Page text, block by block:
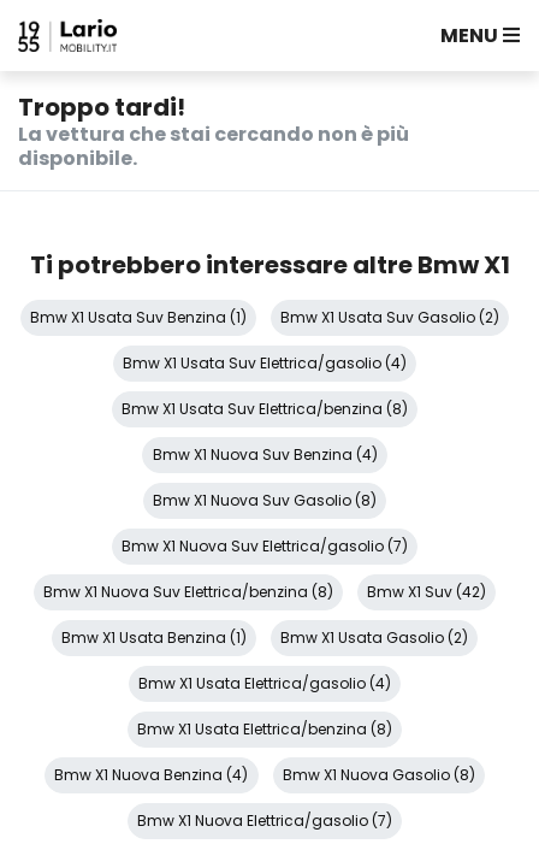
MENU
Troppo tardi!
La vettura che stai cercando non è più
disponibile.
Ti potrebbero interessare altre Bmw X1
Bmw X1 Usata Suv Benzina (1) Bmw X1 Usata Suv Gasolio (2)
Bmw X1 Usata Suv Elettrica/gasolio (4)
Bmw X1 Usata Suv Elettrica/benzina (8)
Bmw X1 Nuova Suv Benzina (4)
Bmw X1 Nuova Suv Gasolio (8)
Bmw X1 Nuova Suv Elettrica/gasolio (7)
Bmw X1 Nuova Suv Elettrica/benzina (8) Bmw X1 Suv (42)
Bmw X1 Usata Benzina (1) Bmw X1 Usata Gasolio (2)
Bmw X1 Usata Elettrica/gasolio (4)
Bmw X1 Usata Elettrica/benzina (8)
Bmw X1 Nuova Benzina (4) Bmw X1 Nuova Gasolio (8)
Bmw X1 Nuova Elettrica/gasolio (7)